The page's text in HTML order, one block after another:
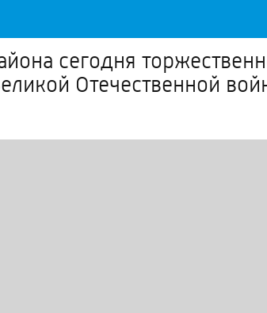
сегодня
Отечественной